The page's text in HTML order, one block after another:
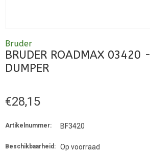
Bruder
BRUDER ROADMAX 03420 -
DUMPER
€28,15
Artikelnummer: BF3420
Beschikbaarheid: Op voorraad